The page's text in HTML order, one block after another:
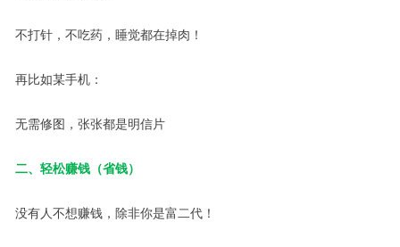
不打针，不吃药，睡觉都在掉肉！
再比如某手机：
无需修图，张张都是明信片
二、轻松赚钱（省钱）
没有人不想赚钱，除非你是富二代！